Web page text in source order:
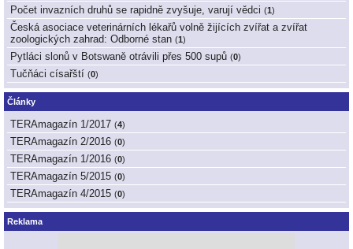
Počet invazních druhů se rapidně zvyšuje, varují vědci (1 )
Česká asociace veterinárních lékařů volně žijících zvířat a zvířat
zoologických zahrad: Odborné stan (1 )
Pytláci slonů v Botswaně otrávili přes 500 supů (0)
Tučňáci císařští (0)
Články
TERAmagazín 1/2017 (4)
TERAmagazín 2/2016 (0)
TERAmagazín 1/2016 (0)
TERAmagazín 5/2015 (0)
TERAmagazín 4/2015 (0)
Reklama